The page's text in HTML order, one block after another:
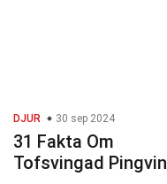
DJUR 30 sep 2024
31 Fakta Om
Tofsvingad Pingvin